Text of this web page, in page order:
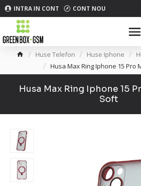
INTRA IN CONT CONT NOU
Huse Telefon Huse Iphone
Husa Max Ring Iphone 15 Pro
Husa Max Ring Iphone 15
Soft